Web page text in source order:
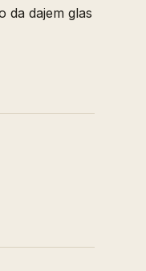
da dajem glas